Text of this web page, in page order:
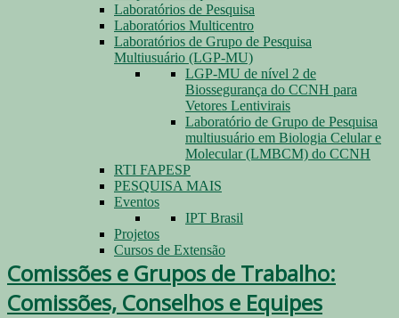
Laboratórios de Pesquisa
Laboratórios Multicentro
Laboratórios de Grupo de Pesquisa
Multiusuário (LGP-MU)
LGP-MU de nível 2 de
Biossegurança do CCNH para
Vetores Lentivirais
Laboratório de Grupo de Pesquisa
multiusuário em Biologia Celular e
Molecular (LMBCM) do CCNH
RTI FAPESP
PESQUISA MAIS
Eventos
IPT Brasil
Projetos
Cursos de Extensão
Comissões e Grupos de Trabalho:
Comissões, Conselhos e Equipes